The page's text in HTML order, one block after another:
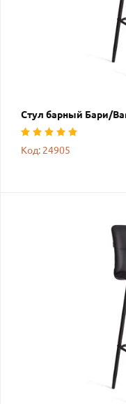
Стул барный Бари/
Код: 24905